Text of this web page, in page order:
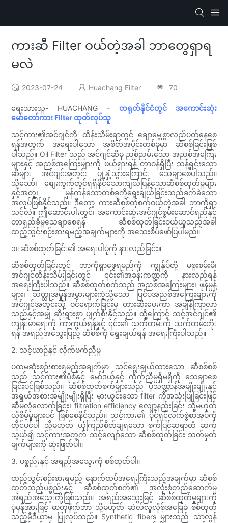
ကားဆီ Filter ဝယ်တဲ့အခါ ဘာတွေရှာရ
မလဲ
2023-07-24 Huachang Filter 70
ရေးသားသူ- HUACHANG - တရုတ်နိုင်ငံတွင် အကောင်းဆုံး
မော်တော်ကား Filter ထုတ်လုပ်သူ
သင့်ကား၏အင်ဂျင်ကို ထိန်းသိမ်းရာတွင် ချောမွေ့စွာလည်ပတ်နေစေ
ရန်အတွက် အရေးပါသော အစိတ်အပိုင်းတစ်ခုမှာ ဆီစစ်ခြင်းဖြစ်
ပါသည်။ Oil Filter သည် အင်ဂျင်ဆီမှ ညစ်ညမ်းသော အညစ်အကြေး
များနှင့် အညစ်အကြေးများကို ဖယ်ရှားရန် တာဝန်ရှိပြီး သန့်ရှင်းသော
ဆီများ အင်ဂျင်အတွင်း ပျံ့နှံ့သွားကြောင်း သေချာစေပါသည်။
သို့သော်၊ စျေးကွက်တွင်ရရှိနိုင်သောကျယ်ပြန့်သောဆီစစ်ထုတ်မှုများ
နှင့်အတူ၊ မှန်ကန်သောတစ်ခုကိုရွေးချယ်ခြင်းသည်ခက်ခဲသော
အလုပ်ဖြစ်နိုင်သည်။ ဒီတော့ ကားဆီစစ်တဲ့စက်ဝယ်တဲ့အခါ ဘာကိုရှာ
သင့်လဲ။ ဤဆောင်းပါးတွင်၊ အကောင်းဆုံးအင်ဂျင်စွမ်းဆောင်ရည်နှင့်
တာရှည်ခံမှုသေချာစေရန် ဆီစစ်ထုတ်ခြင်းဝယ်ယူသည့်အခါ
ထည့်သွင်းစဉ်းစားရမည့်အချက်များကို အသေးစိပ်ဖော်ပြပါမည်။
၁။ ဆီစစ်ထုတ်ခြင်း၏ အရေးပါပုံကို နားလည်ခြင်း။
ဆီစစ်ထုတ်ခြင်းတွင် ဘာကိုရှာဖွေရမည်ကို ကျွန်ုပ်တို့ မစူးစမ်းမီ၊
အင်ဂျင်ထိန်းသိမ်းခြင်းတွင် ၎င်း၏အခန်းကဏ္ဍကို နားလည်ရန်
အရေးကြီးပါသည်။ ဆီစစ်ထုတ်စက်သည် အညစ်အကြေးများ၊ ဖုန်မှုန့်
များ၊ သတ္တုအမှုန်အမွှားများကဲ့သို့သော ပြင်ပအညစ်အကြေးများကို
အင်ဂျင်အတွင်းသို့ ဝင်ရောက်ခြင်းမှ တားဆီးပေးကာ အချိန်ကြာလာ
သည်နှင့်အမျှ ဆိုးရွားစွာ ပျက်စီးနိုင်သည်။ ထို့ကြောင့် သင့်အင်ဂျင်၏
ကျန်းမာရေးကို ကာကွယ်ရန်နှင့် ၎င်း၏ သက်တမ်းကို သက်တမ်းတိုး
ရန် အရည်အသွေးပြည့် ဆီစစ်ကို ရွေးချယ်ရန် အရေးကြီးပါသည်။
2. သင့်ယာဉ်နှင့် လိုက်ဖက်ညီမှု
ပထမဆုံးစဉ်းစားရမည့်အချက်မှာ သင်ရွေးချယ်ထားသော ဆီစစ်စစ်
သည် သင့်ကား၏ပုံစံနှင့် မော်ဒယ်နှင့် ကိုက်ညီမှုရှိမရှိကို သေချာစေ
ခြင်းပင်ဖြစ်သည်။ ဆီစစ်ထုတ်စက်များသည် ပုံသဏ္ဍာန်အမျိုးမျိုးနှင့်
အရွယ်အစားအမျိုးမျိုးရှိပြီး မှားယွင်းသော filter ကိုအသုံးပြုခြင်းဖြင့်
ဆီမလုံလောက်ခြင်း၊ filtration efficiency လျော့နည်းခြင်း သို့မဟုတ်
ယိုစိမ့်မှုများပင် ဖြစ်စေနိုင်သည်။ သင့်ကား၏ ပိုင်ရှင်လက်စွဲစာအုပ်ကို
တိုင်ပင်ပါ သို့မဟုတ် ယုံကြည်စိတ်ချရသော စက်ပြင်ဆရာထံ ဆက်
သွယ်၍ သင့်ကားအတွက် သင့်လျော်သော ဆီစစ်ထုတ်ခြင်း သတ်မှတ်
ချက်များကို ဆုံးဖြတ်ပါ။
3. ပစ္စည်းနှင့် အရည်အသွေးကို စစ်ထုတ်ပါ။
ထည့်သွင်းစဉ်းစားရမည့် နောက်ထပ်အရေးကြီးသည့်အချက်မှာ ဆီစစ်
ထုတ်သည့်ပစ္စည်းနှင့် ဆီစစ်ထုတ်စက်၏ အလုံးစုံတည်ဆောက်မှု
အရည်အသွေးတို့ဖြစ်သည်။ အရည်အသွေးမြင့် ဆီစစ်ထုတ်မှုများကို
ပုံမှန်အားဖြင့် ဓာတုဖိုက်ဘာ သို့မဟုတ် ဆဲလ်လူလိုစ့်အခြေခံ စစ်ထုတ်
သည့်မီဒီယာမှ ပြုလုပ်သည်။ Synthetic fibers များသည် သာလွန်